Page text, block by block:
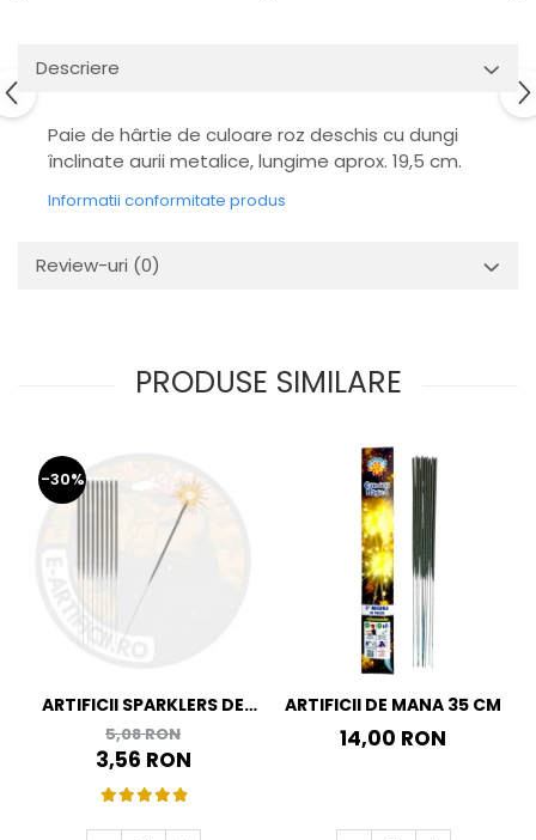
Descriere
Paie de hârtie de culoare roz deschis cu dungi
înclinate aurii metalice, lungime aprox. 19,5 cm.
Informatii conformitate produs
Review-uri (0)
PRODUSE SIMILARE
-30%
ARTIFICII SPARKLERS DE
MANA - STELUTE DE BRAD
16 CM - SET 10 BUC
5,08 RON
3,56 RON
ARTIFICII DE MANA 35 CM
14,00 RON